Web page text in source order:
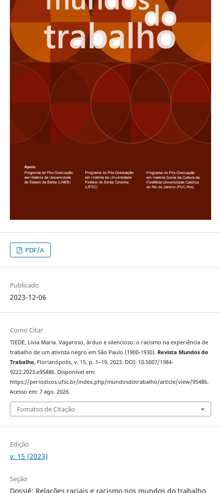
PDF/A
Publicado
2023-12-06
Como Citar
TIEDE, Livia Maria. Vagaroso, árduo e silencioso: o racismo na experiência de
trabalho de um ativista negro em São Paulo (1900-1930). Revista Mundos do
Trabalho, Florianópolis, v. 15, p. 1–19, 2023. DOI: 10.5007/1984-
9222.2023.e95486. Disponível em:
https://periodicos.ufsc.br/index.php/mundosdotrabalho/article/view/95486.
Acesso em: 7 ago. 2026.
Fomatos de Citação
Edição
v. 15 (2023)
Seção
Dossiê: Relações raciais e racismo nos mundos do trabalho